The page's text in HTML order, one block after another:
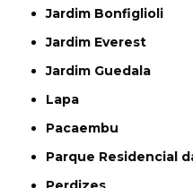
Jardim Bonfiglioli
Jardim Everest
Jardim Guedala
Lapa
Pacaembu
Parque Residencial